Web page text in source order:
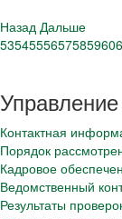
Назад Дальше
5354555657585960
Управление
Контактная
Порядок
Кадровое
Ведомственный
Результаты